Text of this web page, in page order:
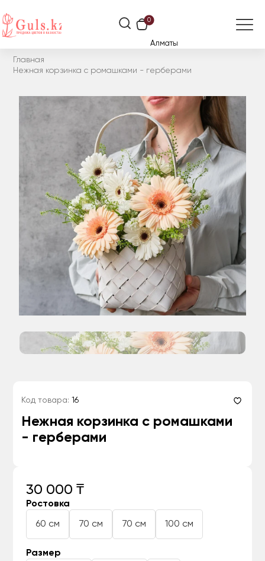
0
Алматы
Главная
Нежная корзинка с ромашками - герберами
Код товара: 16
Нежная корзинка с ромашками
- герберами
30 000 ₸
Ростовка
60 см 70 см 70 см 100 см
Размер